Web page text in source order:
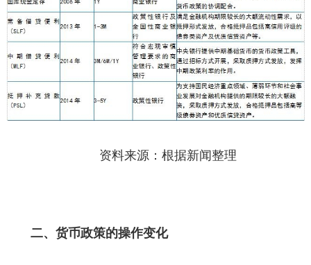
资料来源：根据新闻整理
二、货币政策的操作变化